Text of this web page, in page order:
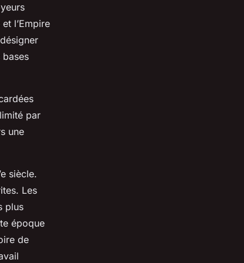
l’Empire
par
une
siècle.
Les
plus
époque
de